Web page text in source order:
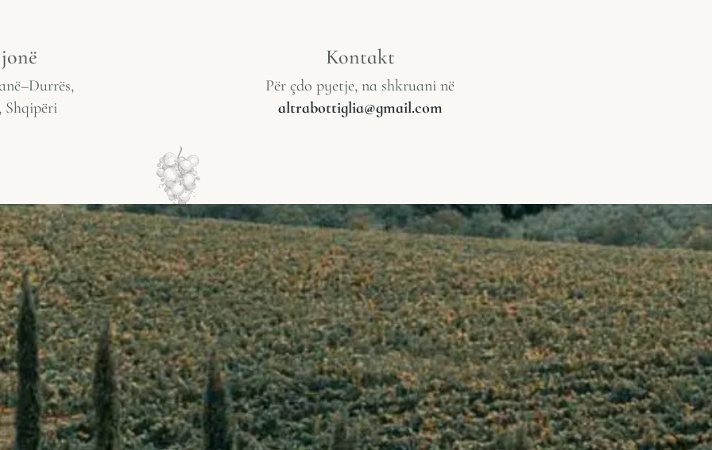
Shqipëri
Kontakt
Për çdo pyetje, na shkruani në
altrabottiglia@gmail.com